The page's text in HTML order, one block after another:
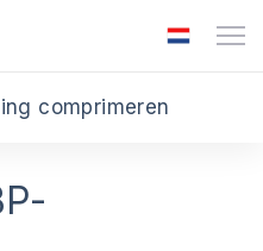
comprimeren